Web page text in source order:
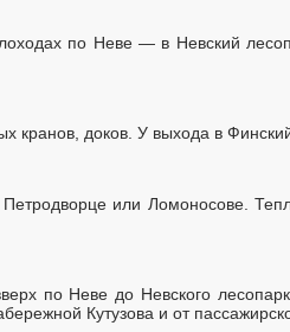
по Неве — в Невский
кранов, доков. У выхода в
Петродворце или Ломоносове.
по Неве до Невского
Кутузова и от